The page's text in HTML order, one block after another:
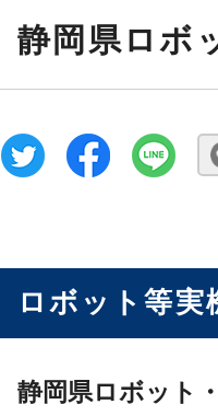
静岡県ロボ
ロボット等実
静岡県ロボット